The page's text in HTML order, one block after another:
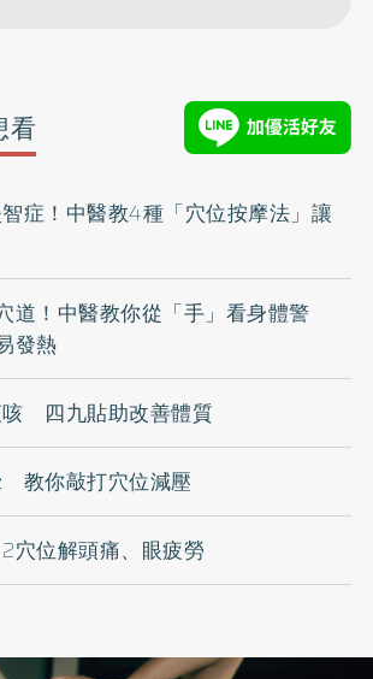
看
症！中醫教4種「穴位按摩法」讓
道！中醫教你從「手」看身體警
發熱
咳 四九貼助改善體質
教你敲打穴位減壓
位解頭痛、眼疲勞